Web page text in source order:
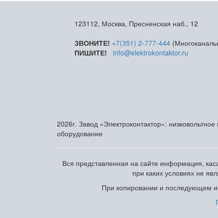
123112, Москва, Пресненская наб., 12
ЗВОНИТЕ! +7(351) 2-777-444
ПИШИТЕ!
info@elektrokontaktor.ru
2026г. Завод «Электроконтактор»:
оборудование
Вся представленная на сайте информация,
при каких условиях не
При копировании и последующем